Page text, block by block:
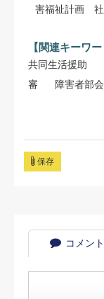
害福祉計画 社
【関連キーワー
共同生活援助
審
障害者部会
保存
コメント